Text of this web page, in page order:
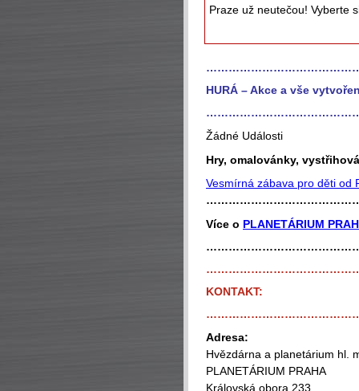
Praze už neutečou! Vyberte
HURÁ – Akce a vše
Žádné Události
Hry, omalovánky,
Vesmírná zábava pro děti od
Více o PLANETÁRIUM
KONTAKT:
Adresa:
Hvězdárna a planetárium hl.
PLANETÁRIUM PRAHA
Královská obora 233